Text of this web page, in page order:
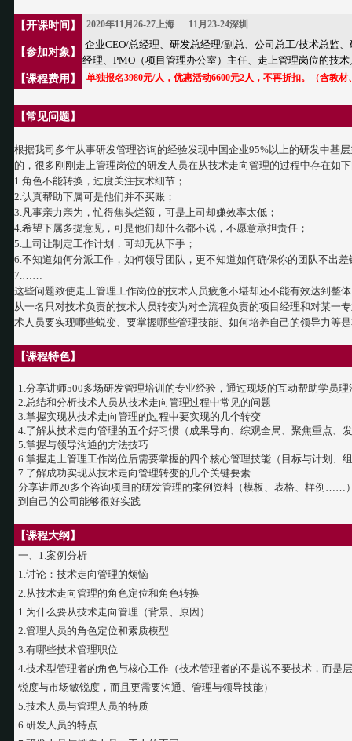
【开课时间】 2020年11月26-27上海 11月23-24深圳
【参加对象】
企业CEO/总经理、研发总经理/副总、公司总工/技术总监
经理、PMO（项目管理办公室）主任、走上管理岗位的技术
【课程费用】
单独报名3980元/人，优惠活动6600元2人，不再折扣。（含教
【常见问题】
根据我司多年从事研发管理咨询的经验发现中国企业95%以上的研发中基
的，很多刚刚走上管理岗位的研发人员在从技术走向管理的过程中存在如
1.角色不能转换，过度关注技术细节；
2.认真帮助下属可是他们并不买账；
3.凡事亲力亲为，忙得焦头烂额，可是上司却嫌效率太低；
4.希望下属多提意见，可是他们却什么都不说，不愿意承担责任；
5.上司让制定工作计划，可却无从下手；
6.不知道如何分派工作，如何领导团队，更不知道如何确保你的团队不出差
7.……
这些问题致使走上管理工作岗位的技术人员疲惫不堪却还不能有效达到整
从一名只对技术负责的技术人员转变为对全流程负责的项目经理和对某一
术人员要实现哪些蜕变、要掌握哪些管理技能、如何培养自己的领导力等
【课程特色】
1.分享讲师500多场研发管理培训的专业经验，通过现场的互动帮助学员
2.总结和分析技术人员从技术走向管理过程中常见的问题
3.掌握实现从技术走向管理的过程中要实现的几个转变
4.了解从技术走向管理的五个好习惯（成果导向、综观全局、聚焦重点、
5.掌握与领导沟通的方法技巧
6.掌握走上管理工作岗位后需要掌握的四个核心管理技能（目标与计划、
7.了解成功实现从技术走向管理转变的几个关键要素
分享讲师20多个咨询项目的研发管理的案例资料（模板、表格、样例……
到自己的公司能够很好实践
【课程大纲】
一、1.案例分析
1.讨论：技术走向管理的烦恼
2.从技术走向管理的角色定位和角色转换
1.为什么要从技术走向管理（背景、原因）
2.管理人员的角色定位和素质模型
3.有哪些技术管理职位
4.技术型管理者的角色与核心工作（技术管理者的不是说不要技术，而是
锐度与市场敏锐度，而且更需要沟通、管理与领导技能）
5.技术人员与管理人员的特质
6.研发人员的特点